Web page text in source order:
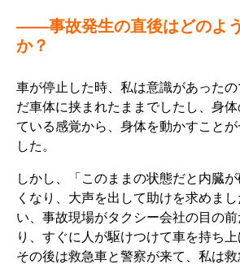
――事故発生の直後はどのよ
か？
車が停止した時、私は意識があったの
だ車体に挟まれたままでしたし、身
ている感覚から、身体を動かすこと
した。
しかし、「このままの状態だと内臓
くなり、大声を出して助けを求めま
い、事故現場がタクシー会社の目の
り、すぐに人が駆けつけて車を持ち上
その後は救急車と警察が来て、私は